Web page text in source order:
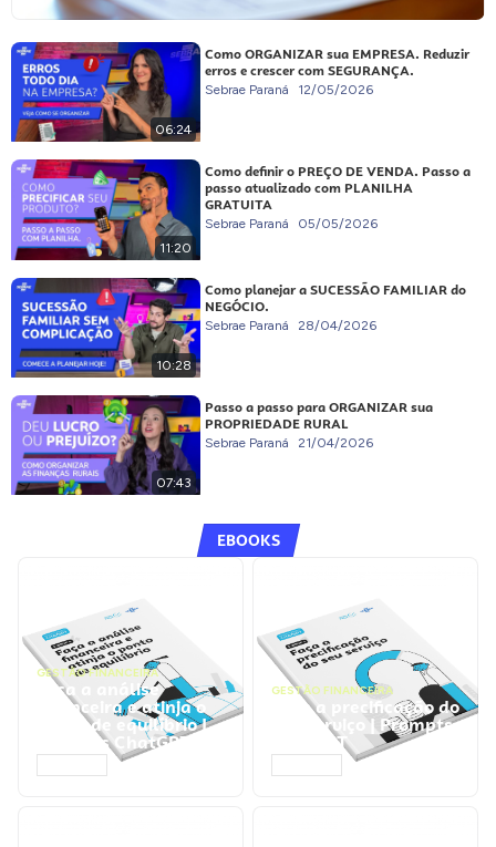
06:24
Como ORGANIZAR sua EMPRESA. Reduzir
erros e crescer com SEGURANÇA.
Sebrae Paraná 12/05/2026
11:20
Como definir o PREÇO DE VENDA. Passo a
passo atualizado com PLANILHA
GRATUITA
Sebrae Paraná 05/05/2026
10:28
Como planejar a SUCESSÃO FAMILIAR do
NEGÓCIO.
Sebrae Paraná 28/04/2026
07:43
Passo a passo para ORGANIZAR sua
PROPRIEDADE RURAL
Sebrae Paraná 21/04/2026
EBOOKS
GESTÃO FINANCEIRA
Faça a análise
financeira e atinja o
ponto de equilíbrio |
Prompts ChatGPT
GESTÃO FINANCEIRA
Faça a precificação do
seu serviço | Prompts
ChatGPT